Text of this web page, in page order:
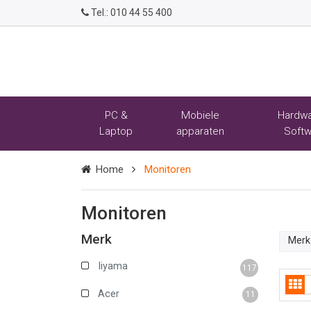
Tel.: 010 44 55 400
PC &
Laptop
Mobiele
apparaten
Home Monitoren
Monitoren
Merk
Iiyama 117
Acer 11